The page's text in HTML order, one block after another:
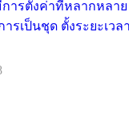
การตั้งค่าที่หลากหลา
รเป็นชุด ตั้งระยะเว